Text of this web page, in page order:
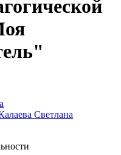
Светлана